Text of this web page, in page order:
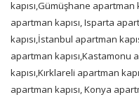
kapısı,Gümüşhane apartman
apartman kapısı, Isparta
kapısı,İstanbul apartman
apartman kapısı,Kastamonu
kapısı,Kırklareli apartman
apartman kapısı, Konya